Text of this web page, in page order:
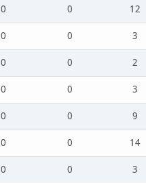
0 0
12
0 0
3
0 0
2
0 0
3
0 0
9
0 0
14
0 0
3